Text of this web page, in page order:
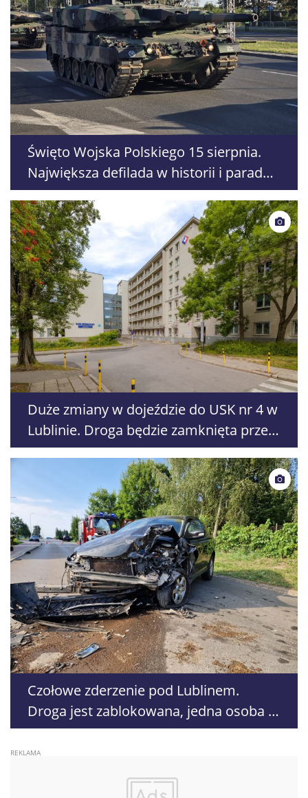
Święto Wojska Polskiego 15 sierpnia.
Największa defilada w historii i parada
morska
Duże zmiany w dojeździe do USK nr 4 w
Lublinie. Droga będzie zamknięta przez
pięć tygodni
Czołowe zderzenie pod Lublinem.
Droga jest zablokowana, jedna osoba w
szpitalu